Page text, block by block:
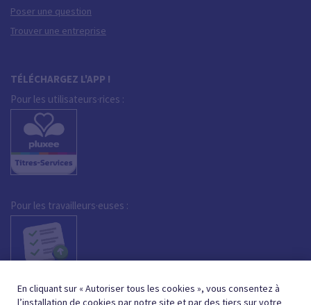
Poser une question
Trouver une entreprise
TÉLÉCHARGEZ L'APP !
Pour les utilisateurs·rices :
Pour les travailleurs·euses :
En cliquant sur « Autoriser tous les cookies », vous consentez à
l’installation de cookies par notre site et par des tiers sur votre